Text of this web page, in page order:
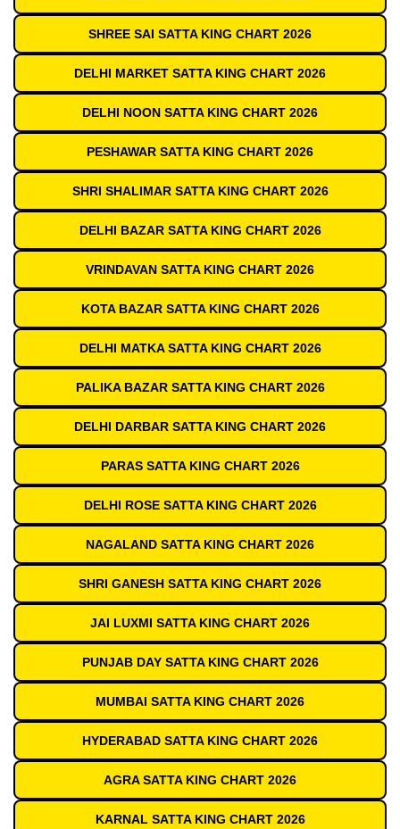
SHREE SAI SATTA KING CHART 2026
DELHI MARKET SATTA KING CHART 2026
DELHI NOON SATTA KING CHART 2026
PESHAWAR SATTA KING CHART 2026
SHRI SHALIMAR SATTA KING CHART 2026
DELHI BAZAR SATTA KING CHART 2026
VRINDAVAN SATTA KING CHART 2026
KOTA BAZAR SATTA KING CHART 2026
DELHI MATKA SATTA KING CHART 2026
PALIKA BAZAR SATTA KING CHART 2026
DELHI DARBAR SATTA KING CHART 2026
PARAS SATTA KING CHART 2026
DELHI ROSE SATTA KING CHART 2026
NAGALAND SATTA KING CHART 2026
SHRI GANESH SATTA KING CHART 2026
JAI LUXMI SATTA KING CHART 2026
PUNJAB DAY SATTA KING CHART 2026
MUMBAI SATTA KING CHART 2026
HYDERABAD SATTA KING CHART 2026
AGRA SATTA KING CHART 2026
KARNAL SATTA KING CHART 2026